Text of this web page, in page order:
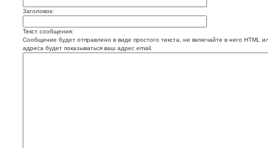
Заголовок:
Текст сообщения:
Сообщение будет отправлено в виде простого текста, не включайте в него HTML
адреса будет показываться ваш адрес email.